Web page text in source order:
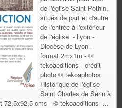
de l'église Saint Pothin,
situés de part et d'autre
de l'entrée à l'extérieur
de l'église - Lyon -
Diocèse de Lyon -
format 2mx1m - ©
tekoaeditions - crédit
photo © tekoaphotos
Historique de l'église
Saint Charles de Serin à
72,5x92,5 cms - © tekoaeditions -...